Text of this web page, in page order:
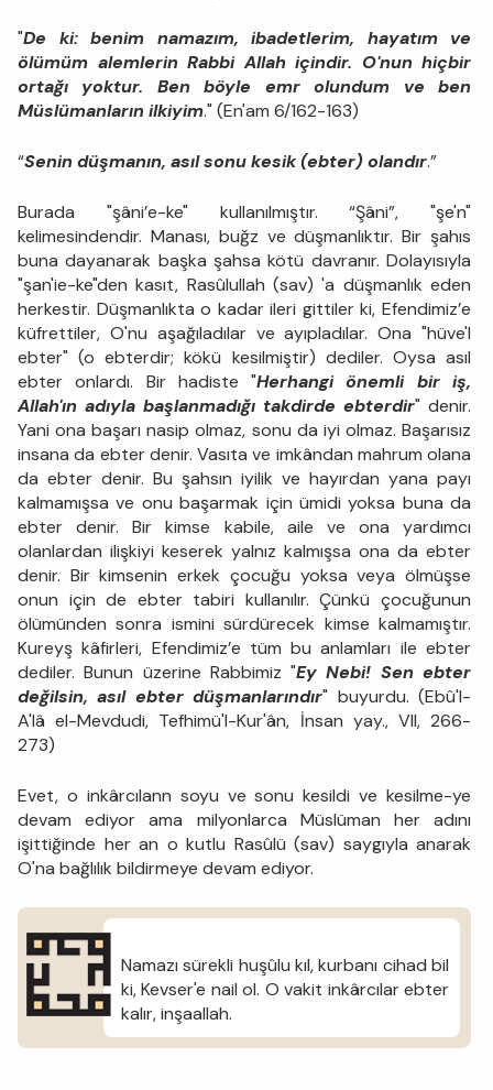
"De ki: benim namazım, ibadetlerim, hayatım ve
ölümüm alemlerin Rabbi Allah içindir. O'nun hiçbir
ortağı yoktur. Ben böyle emr olundum ve ben
Müslümanların ilkiyim." (En'am 6/162-163)
“Senin düşmanın, asıl sonu kesik (ebter) olandır.”
Burada "şâni’e-ke" kullanılmıştır. “Şâni”, "şe'n"
kelimesindendir. Manası, buğz ve düşmanlıktır. Bir şahıs
buna dayanarak başka şahsa kötü davranır. Dolayısıyla
"şan'ie-ke"den kasıt, Rasûlullah (sav) 'a düşmanlık eden
herkestir. Düşmanlıkta o kadar ileri gittiler ki, Efendimiz’e
küfrettiler, O'nu aşağıladılar ve ayıpladılar. Ona "hüve'l
ebter" (o ebterdir; kökü kesilmiştir) dediler. Oysa asıl
ebter onlardı. Bir hadiste "Herhangi önemli bir iş,
Allah'ın adıyla başlanmadığı takdirde ebterdir" denir.
Yani ona başarı nasip olmaz, sonu da iyi olmaz. Başarısız
insana da ebter denir. Vasıta ve imkândan mahrum olana
da ebter denir. Bu şahsın iyilik ve hayırdan yana payı
kalmamışsa ve onu başarmak için ümidi yoksa buna da
ebter denir. Bir kimse kabile, aile ve ona yardımcı
olanlardan ilişkiyi keserek yalnız kalmışsa ona da ebter
denir. Bir kimsenin erkek çocuğu yoksa veya ölmüşse
onun için de ebter tabiri kullanılır. Çünkü çocuğunun
ölümünden sonra ismini sürdürecek kimse kalmamıştır.
Kureyş kâfirleri, Efendimiz’e tüm bu anlamları ile ebter
dediler. Bunun üzerine Rabbimiz "Ey Nebi! Sen ebter
değilsin, asıl ebter düşmanlarındır" buyurdu. (Ebû'l-
A'lâ el-Mevdudi, Tefhimü'l-Kur'ân, İnsan yay., VII, 266-
273)
Evet, o inkârcılann soyu ve sonu kesildi ve kesilme-ye
devam ediyor ama milyonlarca Müslüman her adını
işittiğinde her an o kutlu Rasûlü (sav) saygıyla anarak
O'na bağlılık bildirmeye devam ediyor.
Namazı sürekli huşûlu kıl, kurbanı cihad bil
ki, Kevser'e nail ol. O vakit inkârcılar ebter
kalır, inşaallah.